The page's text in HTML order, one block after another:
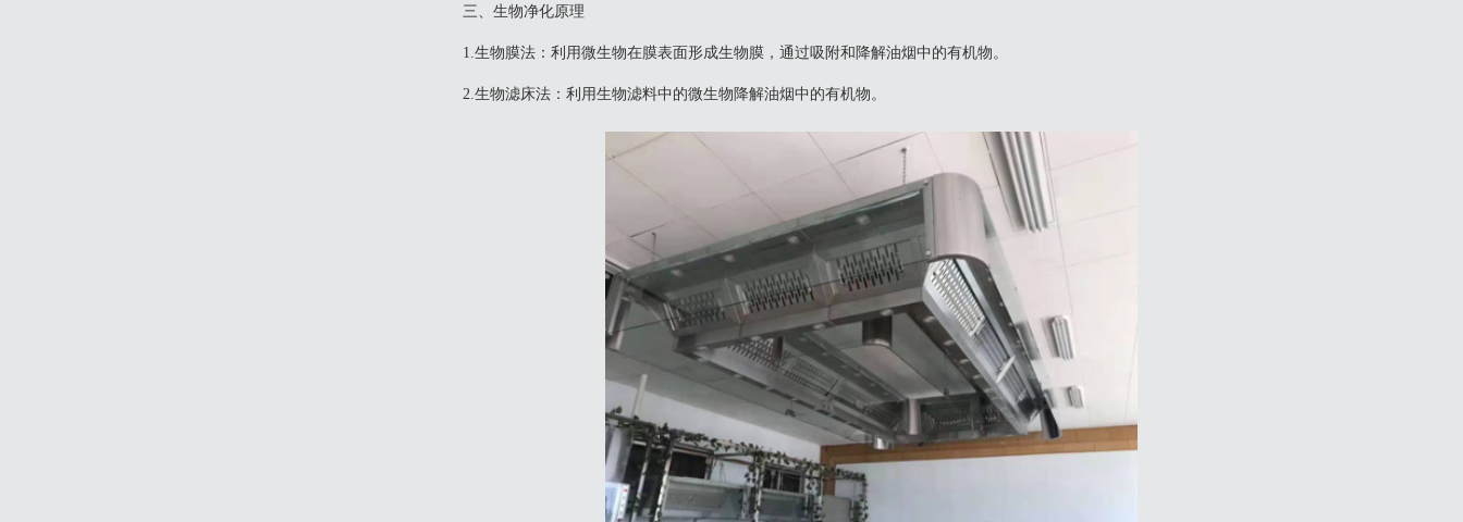
三、生物净化原理
‌1.生物膜法‌：利用微生物在膜表面形成生物膜，通过吸附和降解油烟中的有机物。
‌2.生物滤床法‌：利用生物滤料中的微生物降解油烟中的有机物‌。